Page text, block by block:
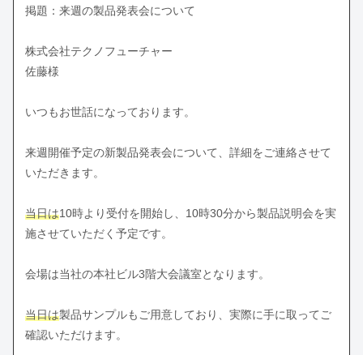
掲題：来週の製品発表会について
株式会社テクノフューチャー
佐藤様
いつもお世話になっております。
来週開催予定の新製品発表会について、詳細をご連絡させて
いただきます。
当日は10時より受付を開始し、10時30分から製品説明会を実
施させていただく予定です。
会場は当社の本社ビル3階大会議室となります。
当日は製品サンプルもご用意しており、実際に手に取ってご
確認いただけます。